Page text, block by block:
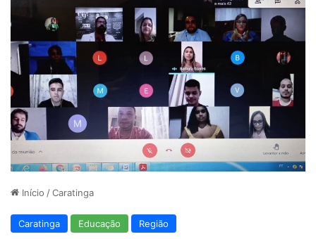
Início /Caratinga
Caratinga Educação Região